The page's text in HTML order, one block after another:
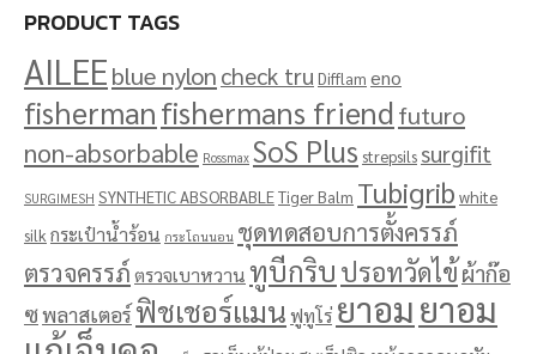
PRODUCT TAGS
AILEEblue nylon check tru Difflam eno
fishermanfishermans friend futuro
non-absorbable Rossmax SoS Plus strepsils surgifit
SURGIMESH SYNTHETIC ABSORBABLETiger Balm Tubigrib white
silk กระเป๋าน้ำร้อน กระโถนนอน ชุดทดสอบการตั้งครรภ์
ตรวจครรภ์ตรวจเบาหวาน ทูบีกริบ ปรอทวัดไข้ผ้าก๊อ
ซพลาสเตอร์ฟิชเชอร์แมนฟูทูโร่ ยาอมยาอม